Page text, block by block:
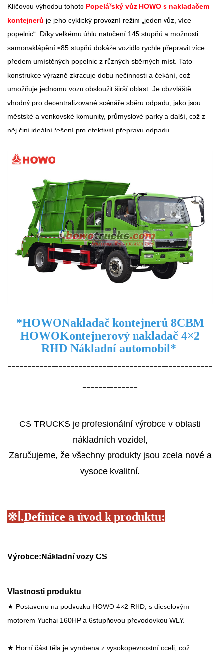
Klíčovou výhodou tohoto Popelářský vůz HOWO s nakladačem
kontejnerů je jeho cyklický provozní režim „jeden vůz, více
popelnic“. Díky velkému úhlu natočení 145 stupňů a možnosti
samonaklápění ≥85 stupňů dokáže vozidlo rychle přepravit více
předem umístěných popelnic z různých sběrných míst. Tato
konstrukce výrazně zkracuje dobu nečinnosti a čekání, což
umožňuje jednomu vozu obsloužit širší oblast. Je obzvláště
vhodný pro decentralizované scénáře sběru odpadu, jako jsou
městské a venkovské komunity, průmyslové parky a další, což z
něj činí ideální řešení pro efektivní přepravu odpadu.
*HOWONakladač kontejnerů 8CBM
HOWOKontejnerový nakladač 4×2
RHDNákladní automobil *
----------------------------------------------------
--------------
CS TRUCKS je profesionální výrobce v oblasti
nákladních vozidel,
Zaručujeme, že všechny produkty jsou zcela nové a
vysoce kvalitní.
※ Ⅰ.Definice a úvod k produktu:
Výrobce: Nákladní vozy CS
Vlastnosti produktu
★ Postaveno na podvozku HOWO 4×2 RHD, s dieselovým
motorem Yuchai 160HP a 6stupňovou převodovkou WLY.
★ Horní část těla je vyrobena z vysokopevnostní oceli, což